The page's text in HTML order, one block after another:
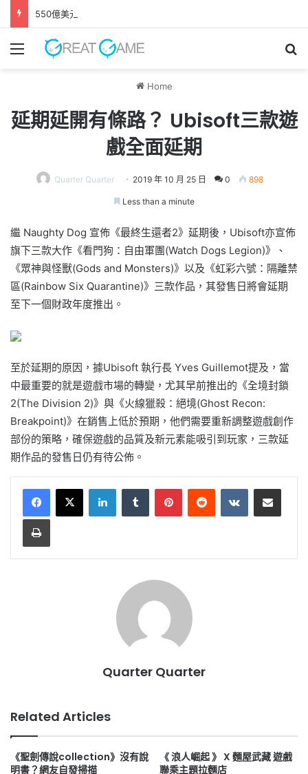
550億美元收購案正式完成 EA轉型成為私人公司
Menu
Home
延期延開有條路？ Ubisoft三款遊
戲全面延期
Quarter Quarter 2019 年 10 月 25 日 0 898
Less than a minute
繼 Naughty Dog 宣佈《最終生還者2》延期後，Ubisoft亦宣佈
旗下三款大作《看門狗：自由軍團(Watch Dogs Legion)》、
《眾神與怪獸(Gods and Monsters)》以及《虹彩六號：隔離禁
區(Rainbow Six Quarantine)》三款作品，其發售日將會延期
至下一個財政年度推出。
至於延期的原因，據Ubisoft 執行長 Yves Guillemot提及，當
中最重要的就是遊戲市場的轉變，尤其早前推出的《全境封鎖
2(The Division 2)》與《火線獵殺：絕境(Ghost Recon:
Breakpoint)》在銷售上低於預期，他們需要重新調整遊戲創作
部份的策略，確保遊戲的品質及新元素能吸引到玩家，三款延
期作品的發售日仍有待公佈。
LinkedInTumblr PinterestReddit VKontakteShare via Email
Print
Quarter Quarter
Related Articles
《聖劍傳說collection》沒有說
明書？網友自發掃描
《 浪人崛起 》 X 麵屋武藏 遊戲
聯乘主題拉麵店